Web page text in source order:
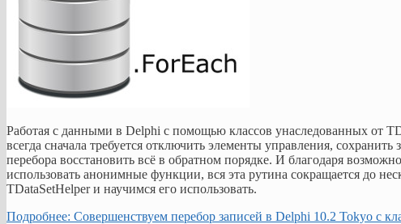
Работая с данными в Delphi с помощью классов унаследованных от
всегда сначала требуется отключить элементы управления,
перебора восстановить всё в обратном порядке. И благодаря
использовать анонимные функции, вся эта рутина сокращается до
TDataSetHelper и научимся его использовать.
Подробнее: Совершенствуем перебор записей в Delphi 10.2 Tokyo с